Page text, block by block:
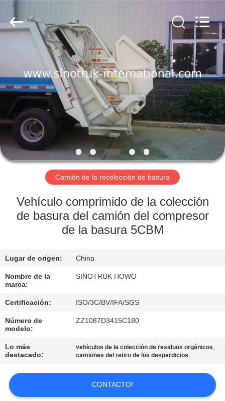
CASA.
PRODUCTOS
SOBRE
NOSOTROS
RECORRIDO
POR
LA
FÁBRICA
CONTROL
DE
CALIDAD
CONTACTA
CON
NOSOTROS
SOLICITAR
SINOTRUK
INTERNATIONAL
LTD..
All
Rights
Camión de la recolección de basura
Vehículo comprimido de la colección
de basura del camión del compresor
de la basura 5CBM
Lugar de origen: China
Nombre de la
marca:
SINOTRUK HOWO
Certificación: ISO/3C/BV/IFA/SGS
Número de
modelo:
ZZ1087D3415C180
Lo más
destacado:
vehículos de la colección de residuos orgánicos,
camiones del retiro de los desperdicios
CONTACTO!